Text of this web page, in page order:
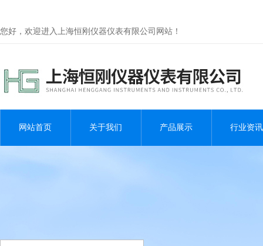
您好，欢迎进入上海恒刚仪器仪表有限公司网站！
网站首页 关于我们 产品展示 行业资讯